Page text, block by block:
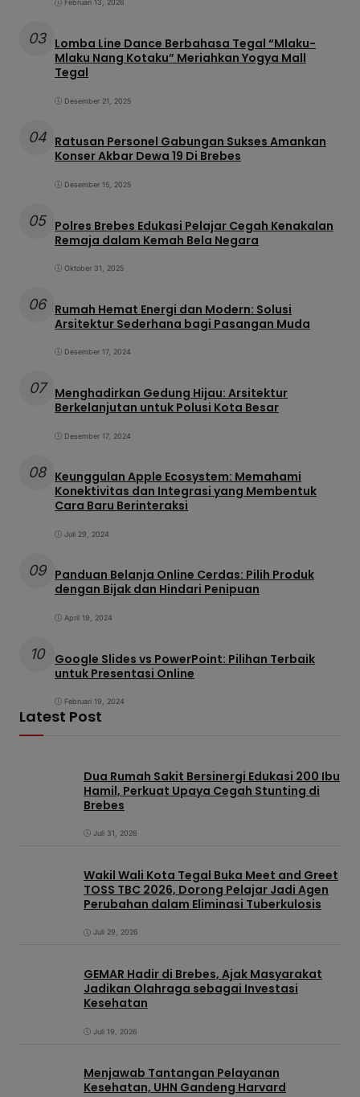
Februari 13, 2026
03 Lomba Line Dance Berbahasa Tegal “Mlaku-
Mlaku Nang Kotaku” Meriahkan Yogya Mall
Tegal
Desember 21, 2025
04 Ratusan Personel Gabungan Sukses Amankan
Konser Akbar Dewa 19 Di Brebes
Desember 15, 2025
05 Polres Brebes Edukasi Pelajar Cegah Kenakalan
Remaja dalam Kemah Bela Negara
Oktober 31, 2025
06 Rumah Hemat Energi dan Modern: Solusi
Arsitektur Sederhana bagi Pasangan Muda
Desember 17, 2024
07
Menghadirkan Gedung Hijau: Arsitektur
Berkelanjutan untuk Polusi Kota Besar
Desember 17, 2024
08 Keunggulan Apple Ecosystem: Memahami
Konektivitas dan Integrasi yang Membentuk
Cara Baru Berinteraksi
Juli 29, 2024
09 Panduan Belanja Online Cerdas: Pilih Produk
dengan Bijak dan Hindari Penipuan
April 19, 2024
10
Google Slides vs PowerPoint: Pilihan Terbaik
untuk Presentasi Online
Februari 19, 2024
Latest Post
Dua Rumah Sakit Bersinergi Edukasi 200 Ibu
Hamil, Perkuat Upaya Cegah Stunting di
Brebes
Juli 31, 2026
Wakil Wali Kota Tegal Buka Meet and Greet
TOSS TBC 2026, Dorong Pelajar Jadi Agen
Perubahan dalam Eliminasi Tuberkulosis
Juli 29, 2026
GEMAR Hadir di Brebes, Ajak Masyarakat
Jadikan Olahraga sebagai Investasi
Kesehatan
Juli 19, 2026
Menjawab Tantangan Pelayanan
Kesehatan, UHN Gandeng Harvard